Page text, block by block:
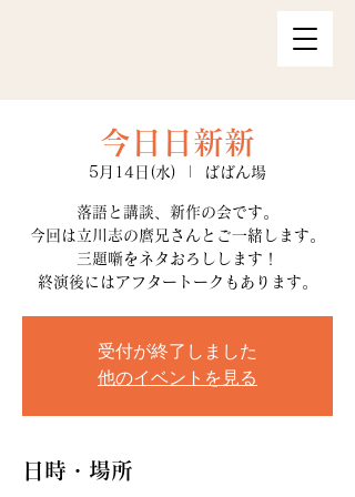
今日日新新
5月14日(水) ばばん場
落語と講談、新作の会です。
今回は立川志の麿兄さんとご一緒します。
三題噺をネタおろしします！
終演後にはアフタートークもあります。
受付が終了しました
他のイベントを見る
日時・場所